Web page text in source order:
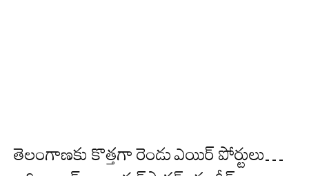
తెలంగాణ‌కు కొత్త‌గా రెండు ఎయిర్ పోర్టులు…